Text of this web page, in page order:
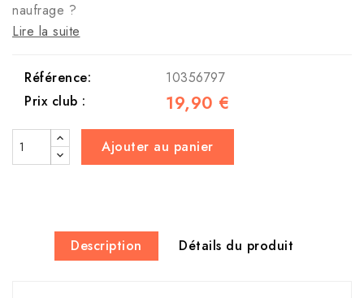
naufrage ?
Lire la suite
Référence:
10356797
Prix club :
19,90 €
Ajouter au panier
Description Détails du produit